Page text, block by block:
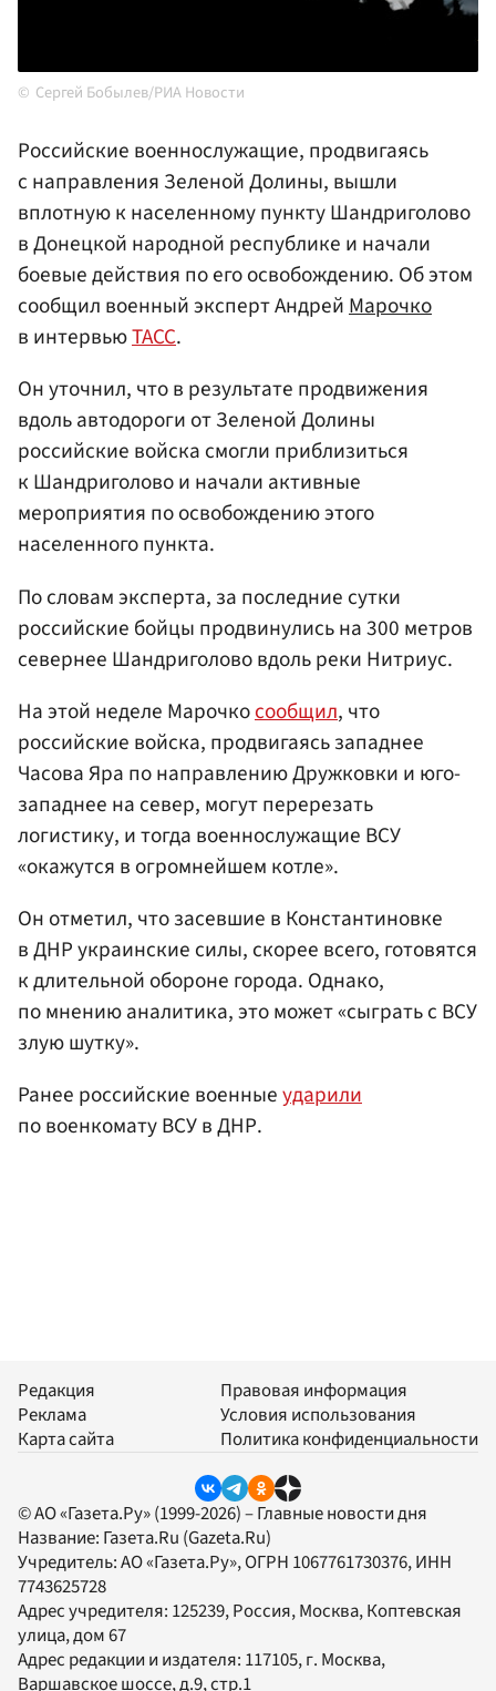
Сергей Бобылев/РИА Новости
Российские военнослужащие, продвигаясь
с направления Зеленой Долины, вышли
вплотную к населенному пункту Шандриголово
в Донецкой народной республике и начали
боевые действия по его освобождению. Об этом
сообщил военный эксперт АндрейМарочко
в интервьюТАСС.
Он уточнил, что в результате продвижения
вдоль автодороги от Зеленой Долины
российские войска смогли приблизиться
к Шандриголово и начали активные
мероприятия по освобождению этого
населенного пункта.
По словам эксперта, за последние сутки
российские бойцы продвинулись на 300 метров
севернее Шандриголово вдоль реки Нитриус.
На этой неделе Марочкосообщил, что
российские войска, продвигаясь западнее
Часова Яра по направлению Дружковки и юго-
западнее на север, могут перерезать
логистику, и тогда военнослужащие ВСУ
«окажутся в огромнейшем котле».
Он отметил, что засевшие в Константиновке
в ДНР украинские силы, скорее всего, готовятся
к длительной обороне города. Однако,
по мнению аналитика, это может «сыграть с ВСУ
злую шутку».
Ранее российские военныеударили
по военкомату ВСУ в ДНР.
Редакция
Реклама
Карта сайта
Правовая информация
Условия использования
Политика конфиденциальности
© АО «Газета.Ру» (1999-2026) – Главные новости дня
Название: Газета.Ru (Gazeta.Ru)
Учредитель:АО «Газета.Ру», ОГРН 1067761730376, ИНН
7743625728
Адрес учредителя: 125239, Россия, Москва, Коптевская
улица, дом 67
Адрес редакции и издателя: 117105, г. Москва,
Варшавское шоссе, д.9, стр.1